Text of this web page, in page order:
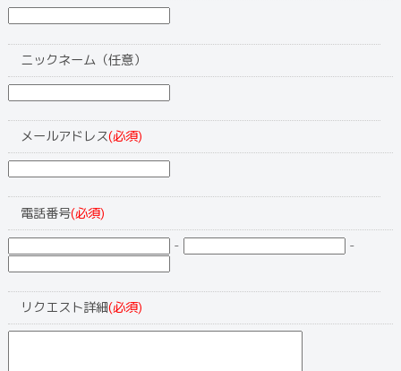
ニックネーム（任意）
メールアドレス(必須)
電話番号(必須)
- -
リクエスト詳細(必須)